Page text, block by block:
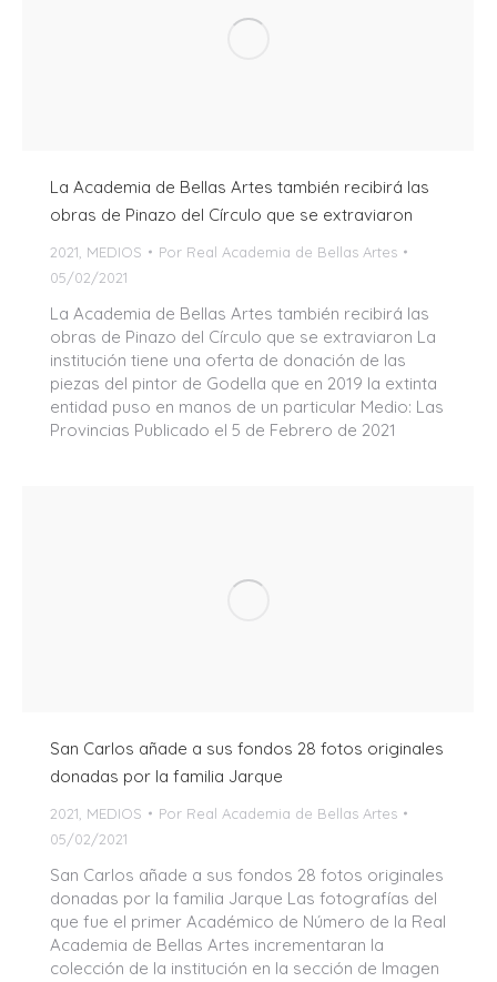
La Academia de Bellas Artes también recibirá las
obras de Pinazo del Círculo que se extraviaron
2021 MEDIOS Por Real Academia de Bellas Artes
05/02/2021
La Academia de Bellas Artes también recibirá las
obras de Pinazo del Círculo que se extraviaron La
institución tiene una oferta de donación de las
piezas del pintor de Godella que en 2019 la extinta
entidad puso en manos de un particular Medio: Las
Provincias Publicado el 5 de Febrero de 2021
San Carlos añade a sus fondos 28 fotos originales
donadas por la familia Jarque
2021 MEDIOS Por Real Academia de Bellas Artes
05/02/2021
San Carlos añade a sus fondos 28 fotos originales
donadas por la familia Jarque Las fotografías del
que fue el primer Académico de Número de la Real
Academia de Bellas Artes incrementaran la
colección de la institución en la sección de Imagen